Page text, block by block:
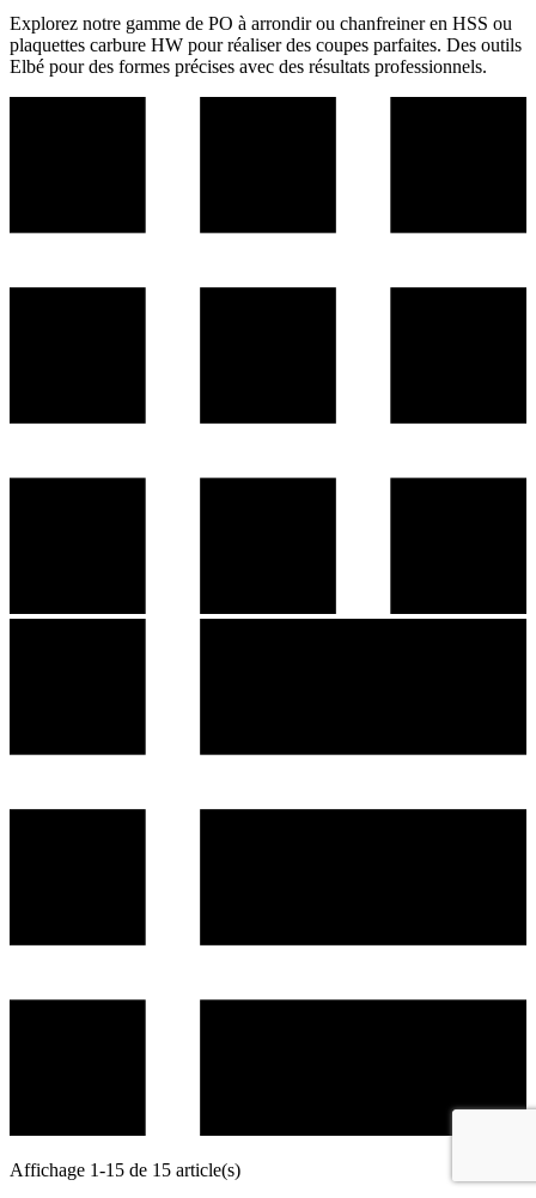
Explorez notre gamme de PO à arrondir ou chanfreiner en HSS ou
plaquettes carbure HW pour réaliser des coupes parfaites. Des outils
Elbé pour des formes précises avec des résultats professionnels.
Affichage 1-15 de 15 article(s)